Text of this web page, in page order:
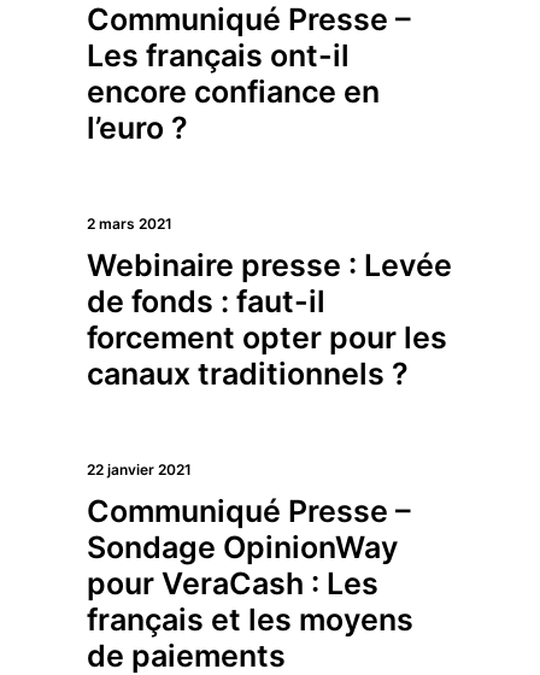
Communiqué Presse –
Les français ont-il
encore confiance en
l’euro ?
2 mars 2021
Webinaire presse : Levée
de fonds : faut-il
forcement opter pour les
canaux traditionnels ?
22 janvier 2021
Communiqué Presse –
Sondage OpinionWay
pour VeraCash : Les
français et les moyens
de paiements